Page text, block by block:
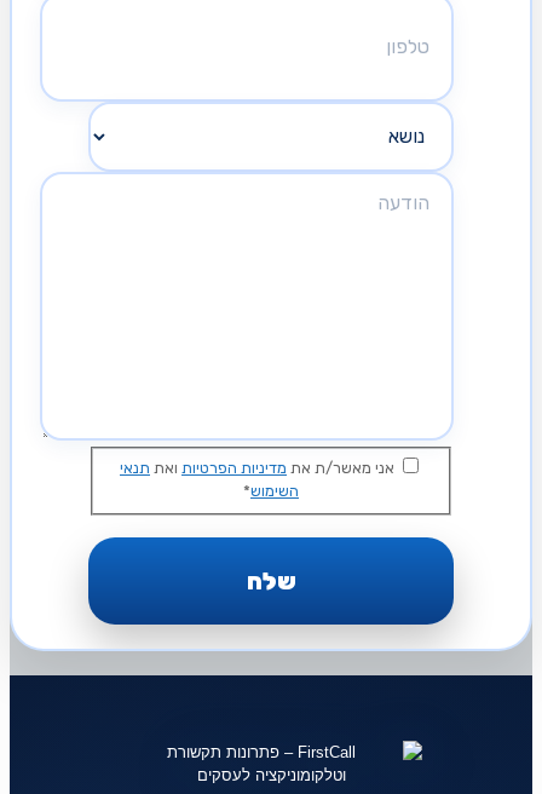
אני מאשר/ת את מדיניות הפרטיות ואת תנאי
השימוש*